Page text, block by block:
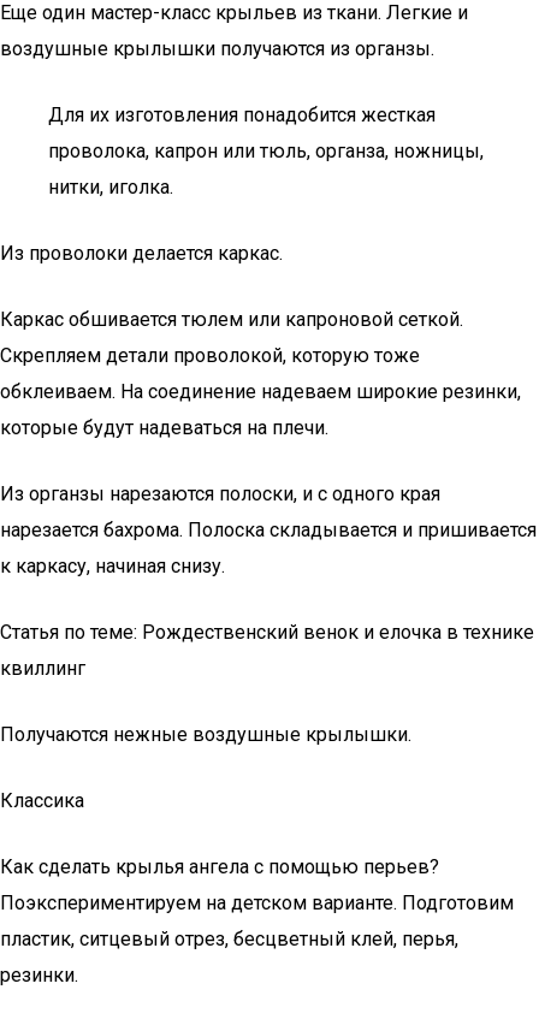
Еще один мастер-класс крыльев из ткани. Легкие и
воздушные крылышки получаются из органзы.
Для их изготовления понадобится жесткая
проволока, капрон или тюль, органза, ножницы,
нитки, иголка.
Из проволоки делается каркас.
Каркас обшивается тюлем или капроновой сеткой.
Скрепляем детали проволокой, которую тоже
обклеиваем. На соединение надеваем широкие резинки,
которые будут надеваться на плечи.
Из органзы нарезаются полоски, и с одного края
нарезается бахрома. Полоска складывается и пришивается
к каркасу, начиная снизу.
Статья по теме: Рождественский венок и елочка в технике
квиллинг
Получаются нежные воздушные крылышки.
Классика
Как сделать крылья ангела с помощью перьев?
Поэкспериментируем на детском варианте. Подготовим
пластик, ситцевый отрез, бесцветный клей, перья,
резинки.